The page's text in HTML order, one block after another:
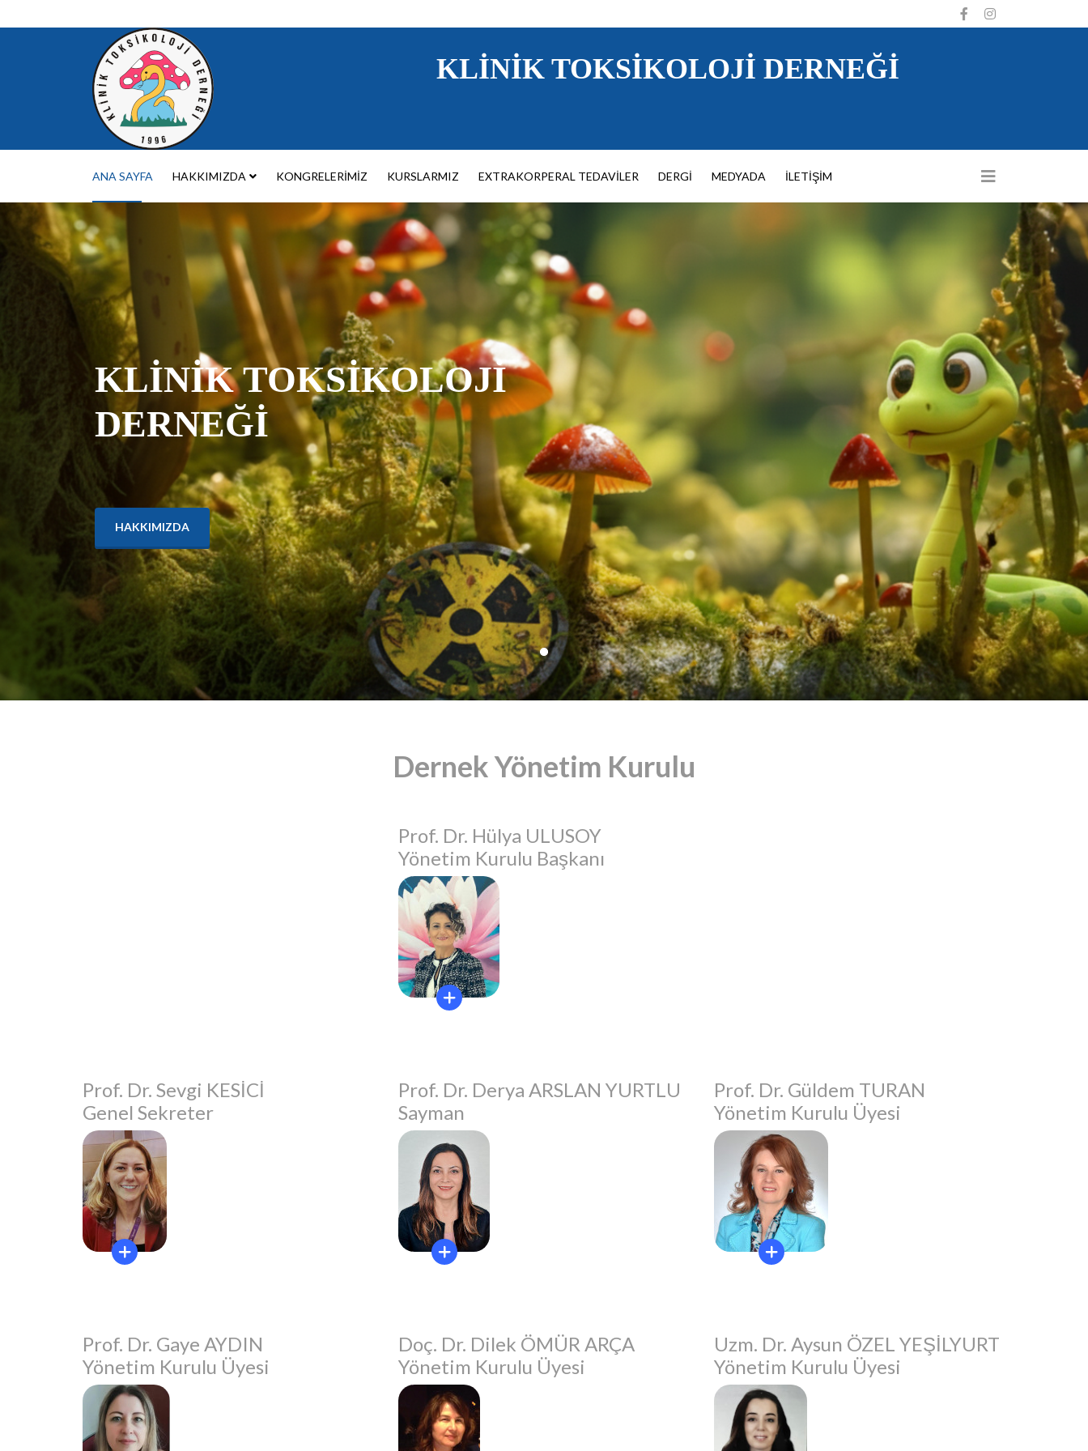
KLINIK TOKSIKOLOJI DERNEĞI
ANA SAYFA HAKKIMIZDA KONGRELERIMIZ KURSLARMIZ EXTRAKORPERAL TEDAVILER DERGI MEDYADA İLETIŞIM
KLİNİK TOKSİKOLOJİ
DERNEĞİ
HAKKIMIZDA
Dernek Yönetim Kurulu
Prof. Dr. Hülya ULUSOY
Yönetim Kurulu Başkanı
Prof. Dr. Sevgi KESİCİ
Genel Sekreter
Prof. Dr. Derya ARSLAN YURTLU
Sayman
Prof. Dr. Güldem TURAN
Yönetim Kurulu Üyesi
Prof. Dr. Gaye AYDIN
Yönetim Kurulu Üyesi
Doç. Dr. Dilek ÖMÜR ARÇA
Yönetim Kurulu Üyesi
Uzm. Dr. Aysun ÖZEL YEŞİLYURT
Yönetim Kurulu Üyesi